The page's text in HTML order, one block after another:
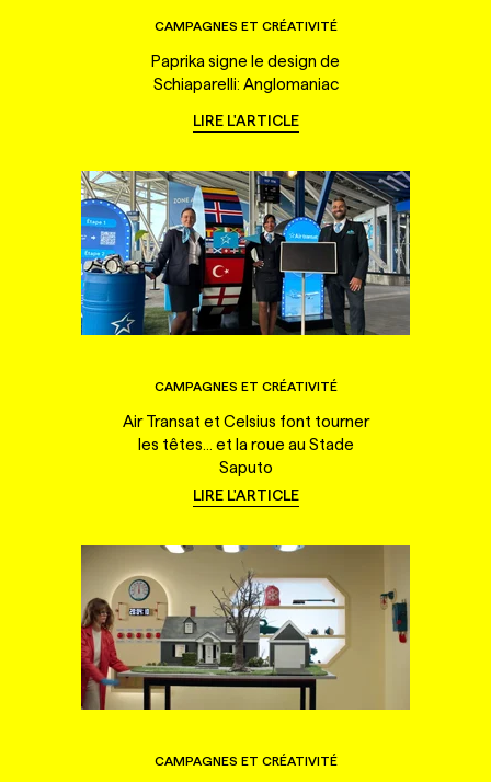
CAMPAGNES ET CRÉATIVITÉ
Paprika signe le design de
Schiaparelli: Anglomaniac
LIRE L'ARTICLE
CAMPAGNES ET CRÉATIVITÉ
Air Transat et Celsius font tourner
les têtes... et la roue au Stade
Saputo
LIRE L'ARTICLE
CAMPAGNES ET CRÉATIVITÉ